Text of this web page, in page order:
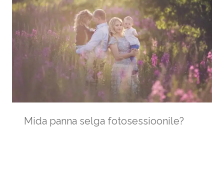
Mida panna selga fotosessioonile?